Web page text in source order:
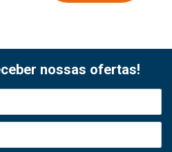
nossas ofertas!